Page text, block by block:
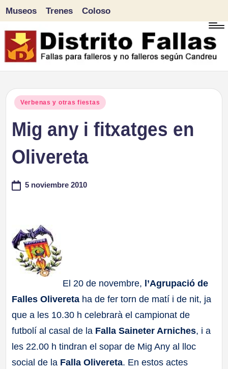
Saltar
al
Museos Trenes Coloso
Publicado
Verbenas y otras fiestas
Mig any i fitxatges en
Olivereta
5 noviembre 2010
El 20 de novembre, l’Agrupació de
Falles Olivereta ha de fer torn de matí i de nit, ja
que a les 10.30 h celebrarà el campionat de
futbolí al casal de la Falla Saineter Arniches, i a
les 22.00 h tindran el sopar de Mig Any al lloc
social de la Falla Olivereta. En estos actes